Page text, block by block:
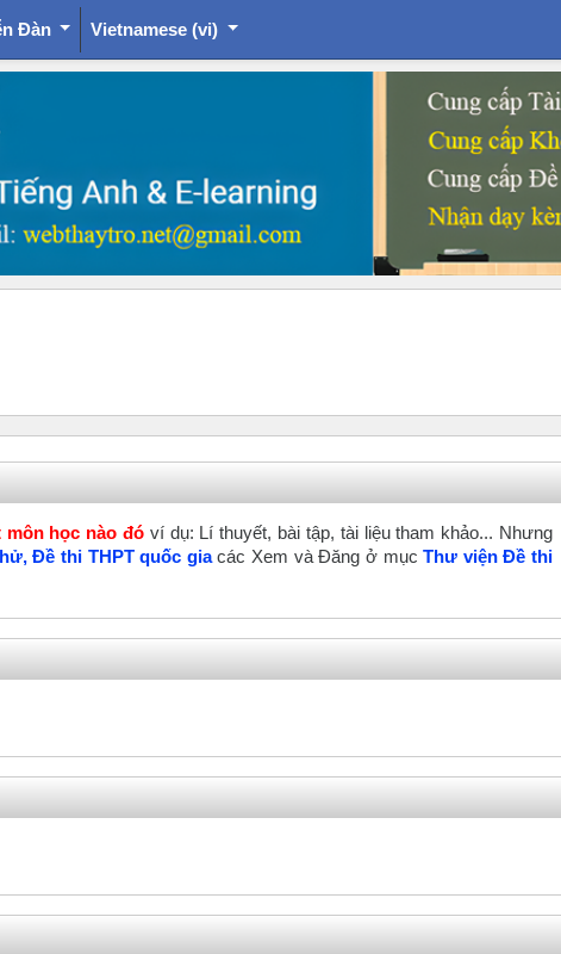
Đàn Vietnamese ‎(vi)‎
môn học nào đó ví dụ: Lí thuyết, bài tập, tài liệu tham khảo... Nhưng
Đề thi THPT quốc giacác Xem và Đăng ở mụcThư viện Đề thi